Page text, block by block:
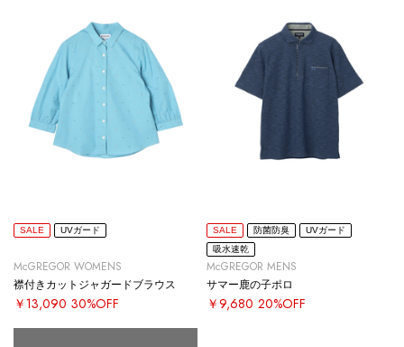
SALE UVガード
McGREGOR WOMENS
襟付きカットジャガードブラウス
￥13,090 30%OFF
SALE 防菌防臭
UVガード
吸水速乾
McGREGOR MENS
サマー鹿の子ポロ
￥9,680 20%OFF